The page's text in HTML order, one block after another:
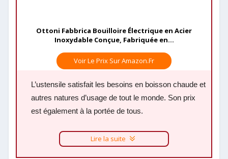
Ottoni Fabbrica Bouilloire Électrique en Acier
Inoxydable Conçue, Fabriquée en...
Voir Le Prix Sur Amazon.fr
L’ustensile satisfait les besoins en boisson chaude et
autres natures d’usage de tout le monde. Son prix
est également à la portée de tous.
Lire la suite